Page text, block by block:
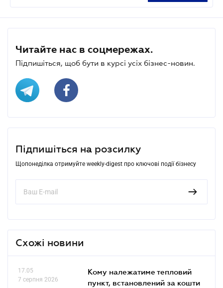
Читайте нас в соцмережах.
Підпишіться, щоб бути в курсі усіх бізнес-новин.
Підпишіться на розсилку
Щопонеділка отримуйте weekly-digest про ключові події бізнесу
Схожі новини
17.05
7 серпня 2026
Кому належатиме тепловий
пункт, встановлений за кошти